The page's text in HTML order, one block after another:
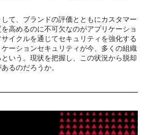
て、ブランドの評価とともにカスタマー
高めるのに不可欠なのがアプリケーショ
イクルを通じてセキュリティを強化する
ーションセキュリティが今、多くの組織
いう。現状を把握し、この状況から脱却
るのだろうか。